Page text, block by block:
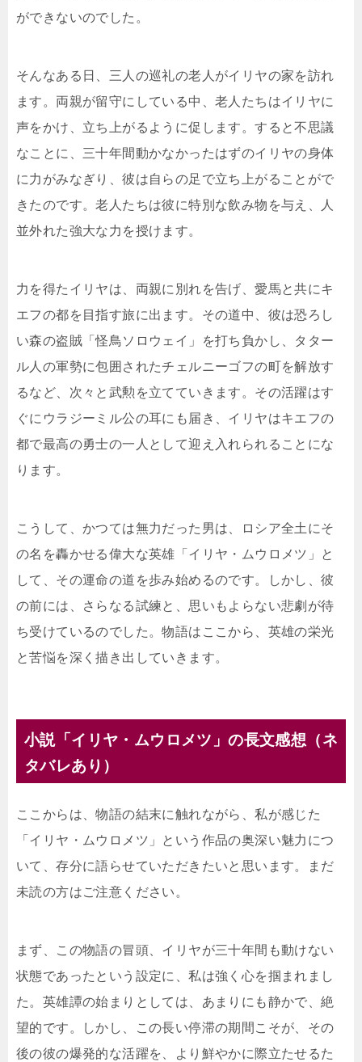
ができないのでした。
そんなある日、三人の巡礼の老人がイリヤの家を訪れ
ます。両親が留守にしている中、老人たちはイリヤに
声をかけ、立ち上がるように促します。すると不思議
なことに、三十年間動かなかったはずのイリヤの身体
に力がみなぎり、彼は自らの足で立ち上がることがで
きたのです。老人たちは彼に特別な飲み物を与え、人
並外れた強大な力を授けます。
力を得たイリヤは、両親に別れを告げ、愛馬と共にキ
エフの都を目指す旅に出ます。その道中、彼は恐ろし
い森の盗賊「怪鳥ソロウェイ」を打ち負かし、タター
ル人の軍勢に包囲されたチェルニーゴフの町を解放す
るなど、次々と武勲を立てていきます。その活躍はす
ぐにウラジーミル公の耳にも届き、イリヤはキエフの
都で最高の勇士の一人として迎え入れられることにな
ります。
こうして、かつては無力だった男は、ロシア全土にそ
の名を轟かせる偉大な英雄「イリヤ・ムウロメツ」と
して、その運命の道を歩み始めるのです。しかし、彼
の前には、さらなる試練と、思いもよらない悲劇が待
ち受けているのでした。物語はここから、英雄の栄光
と苦悩を深く描き出していきます。
小説「イリヤ・ムウロメツ」の長文感想（ネ
タバレあり）
ここからは、物語の結末に触れながら、私が感じた
「イリヤ・ムウロメツ」という作品の奥深い魅力につ
いて、存分に語らせていただきたいと思います。まだ
未読の方はご注意ください。
まず、この物語の冒頭、イリヤが三十年間も動けない
状態であったという設定に、私は強く心を掴まれまし
た。英雄譚の始まりとしては、あまりにも静かで、絶
望的です。しかし、この長い停滞の期間こそが、その
後の彼の爆発的な活躍を、より鮮やかに際立たせるた